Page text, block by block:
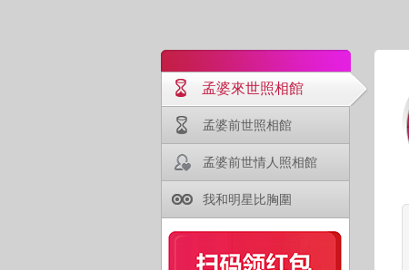
孟婆來世照相館
孟婆前世照相館
孟婆前世情人照相館
我和明星比胸圍